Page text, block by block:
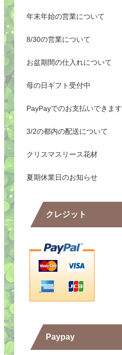
年末年始の営業について
8/30の営業について
お盆期間の仕入れについて
母の日ギフト受付中
PayPayでのお支払いできます
3/2の都内の配送について
クリスマスリース花材
夏期休業日のお知らせ
クレジット
Paypay